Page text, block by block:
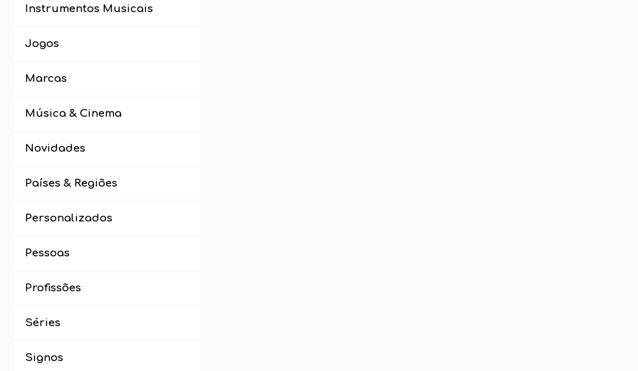
Instrumentos Musicais
Jogos
Marcas
Música & Cinema
Novidades
Países & Regiões
Personalizados
Pessoas
Profissões
Séries
Signos